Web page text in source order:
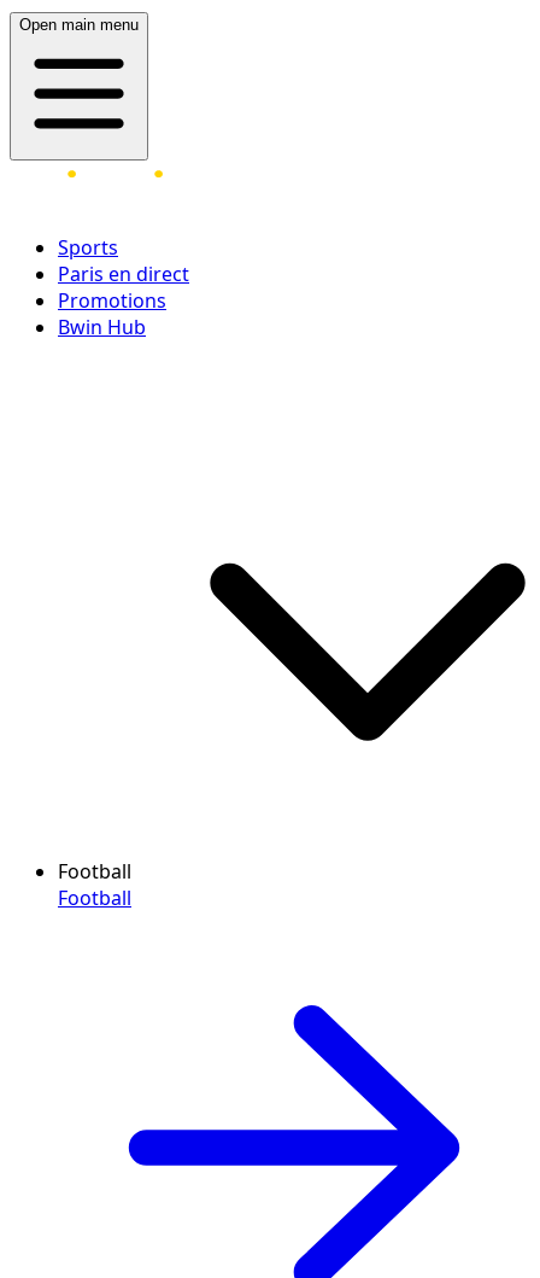
Open main menu
Sports
Paris en direct
Promotions
Bwin Hub
Football
Football